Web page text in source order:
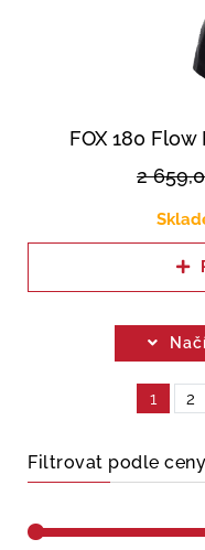
FOX 180
2
1 2
Filtrovat podle ceny